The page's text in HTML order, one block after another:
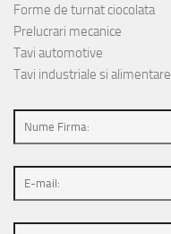
Forme de turnat ciocolata
Prelucrari mecanice
Tavi automotive
Tavi industriale si alimentare